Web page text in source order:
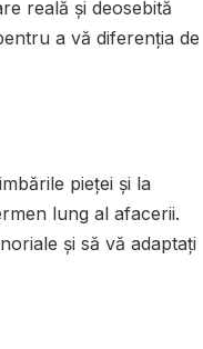
reală și deosebită
a vă diferenția de
pieței și la
lung al afacerii.
și să vă adaptați